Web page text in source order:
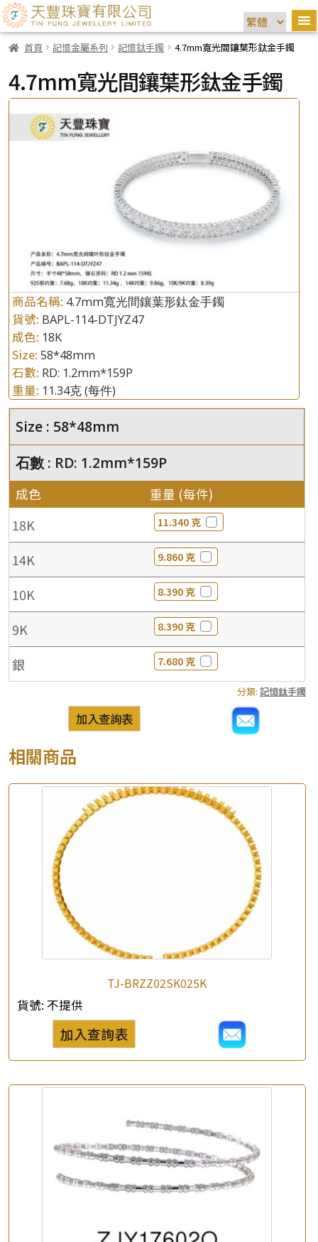
首頁 記憶金屬系列 記憶鈦手鐲 4.7mm寬光間鑲葉形鈦金手鐲
4.7mm寬光間鑲葉形鈦金手鐲
產品查詢
* 你的名字
公司名稱
查詢以下產品
商品名稱: 4.7mm寬光間鑲葉形鈦金手鐲
貨號: BAPL-114-DTJYZ47
成色: 18K
Size: 58*48mm
石數: RD: 1.2mm*159P
重量: 11.34克(每件)
Size : 58*48mm
石數 : RD: 1.2mm*159P
成色 重量 (每件)
18K 11.340 克
14K 9.860 克
10K 8.390 克
9K 8.390 克
銀 7.680 克
分類: 記憶鈦手鐲
加入查詢表
相關商品
TJ-BRZZ02SK025K
貨號: 不提供
加入查詢表